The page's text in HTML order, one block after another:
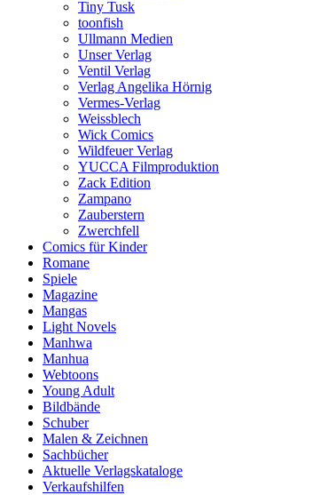
Tiny Tusk
toonfish
Ullmann Medien
Unser Verlag
Ventil Verlag
Verlag Angelika Hörnig
Vermes-Verlag
Weissblech
Wick Comics
Wildfeuer Verlag
YUCCA Filmproduktion
Zack Edition
Zampano
Zauberstern
Zwerchfell
Comics für Kinder
Romane
Spiele
Magazine
Mangas
Light Novels
Manhwa
Manhua
Webtoons
Young Adult
Bildbände
Schuber
Malen & Zeichnen
Sachbücher
Aktuelle Verlagskataloge
Verkaufshilfen